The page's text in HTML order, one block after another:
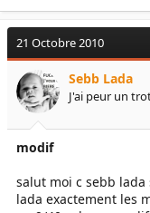
21 Octobre 2010
Sebb Lada
J'ai peur un
modif
salut moi c sebb
lada exactement les